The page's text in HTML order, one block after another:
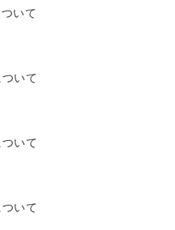
いて
いて
いて
いて